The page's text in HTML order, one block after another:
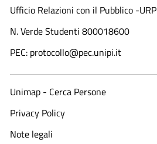
Ufficio Relazioni con il Pubblico -URP
N. Verde Studenti 800018600​
PEC: protocollo@pec.unipi.it
Unimap - Cerca Persone
Privacy Policy
Note legali